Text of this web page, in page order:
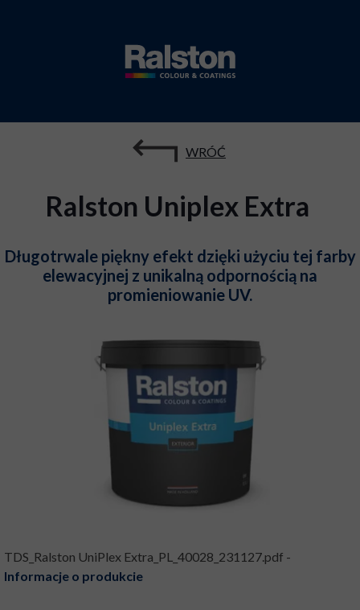
WRÓĆ
TDS_Ralston UniPlex Extra_PL_40028_231127.pdf -
Informacje o produkcie
Ralston Uniplex Extra
Długotrwale piękny efekt dzięki użyciu tej farby
elewacyjnej z unikalną odpornością na
promieniowanie UV.